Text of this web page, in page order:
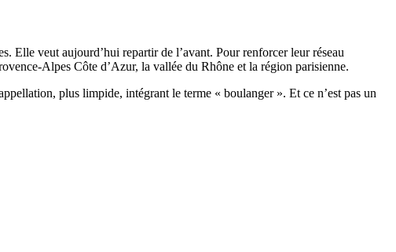
Elle veut aujourd’hui repartir de l’avant. Pour renforcer leur réseau
Alpes Côte d’Azur, la vallée du Rhône et la région parisienne.
plus limpide, intégrant le terme « boulanger ». Et ce n’est pas un